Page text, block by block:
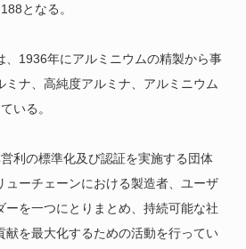
となる。
、1936年にアルミニウムの精製から事
ミナ、高純度アルミナ、アルミニウム
いる。
利の標準化及び認証を実施する団体
ューチェーンにおける製造者、ユーザ
ーを一つにとりまとめ、持続可能な社
献を最大化するための活動を行ってい